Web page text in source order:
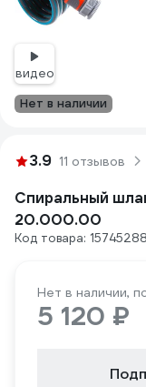
видео
Нет в наличии
3.9 11 отзывов
Спиральный
20.000.00
Код товара: 15745288
Нет в наличии,
5 120 ₽